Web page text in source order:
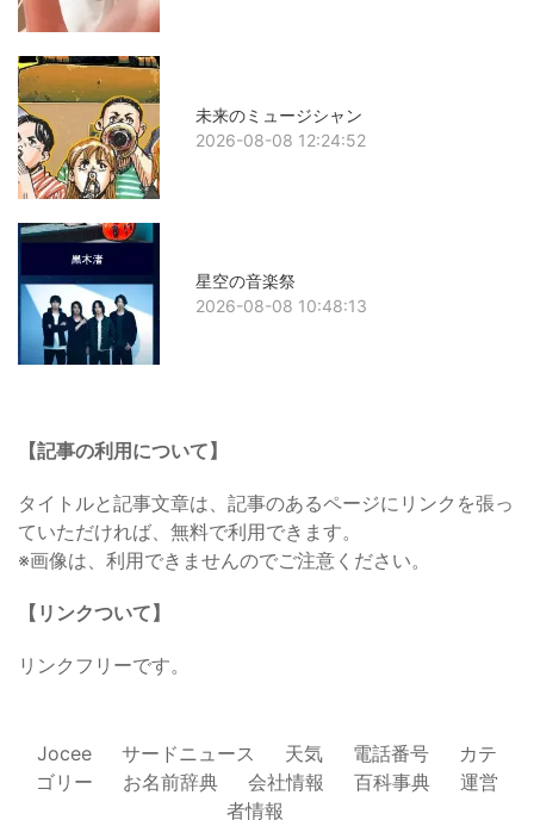
未来のミュージシャン
2026-08-08 12:24:52
星空の音楽祭
2026-08-08 10:48:13
【記事の利用について】
タイトルと記事文章は、記事のあるページにリンクを張っ
ていただければ、無料で利用できます。
※画像は、利用できませんのでご注意ください。
【リンクついて】
リンクフリーです。
Jocee サードニュース 天気 電話番号
カテ
ゴリー
お名前辞典 会社情報 百科事典
運営
者情報